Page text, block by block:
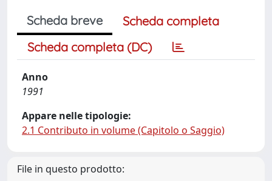
Scheda breve
Scheda completa
Scheda completa (DC)
Anno
1991
Appare nelle tipologie:
2.1 Contributo in volume (Capitolo o Saggio)
File in questo prodotto: